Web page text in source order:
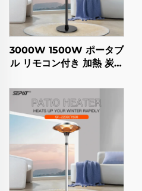
3000W 1500W ポータブ
ル リモコン付き 加熱 炭素
ンド付き IP44